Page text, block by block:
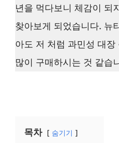
년을 먹다보니 체감이 되
찾아보게 되었습니다. 뉴
아도 저 처럼 과민성 대장
많이 구매하시는 것 같습
목차 숨기기